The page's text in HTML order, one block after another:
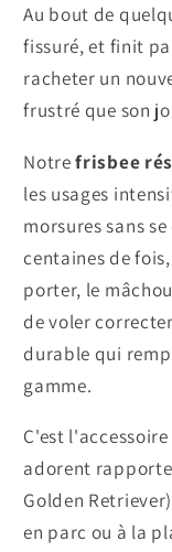
Au bout de
fissuré, et finit
racheter un
frustré que son
Notrefrisbee
les usages
morsures sans
centaines de
porter, le
de voler
durable qui
gamme.
C'est
adorent
Golden
en parc ou à la